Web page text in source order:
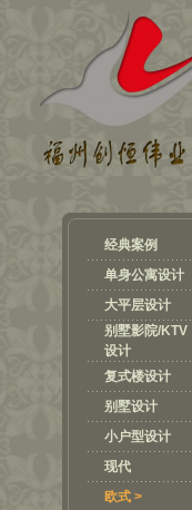
经典案例
单身公寓设计
大平层设计
别墅影院/KTV
设计
复式楼设计
别墅设计
小户型设计
现代
欧式 >